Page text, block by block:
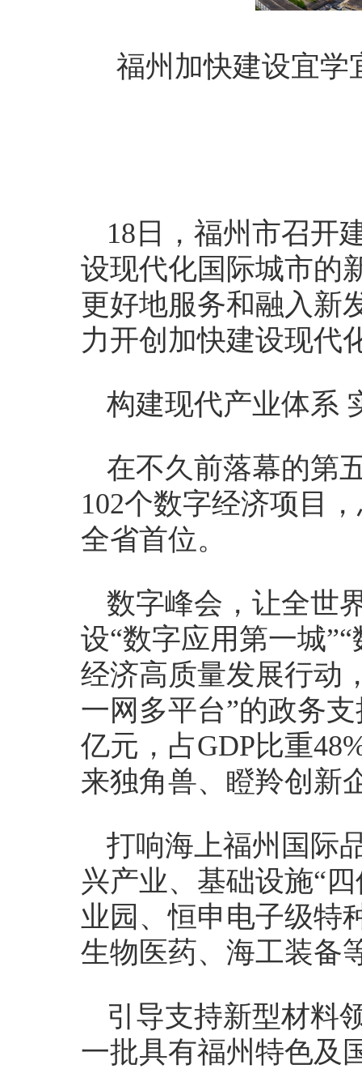
福州加快建设宜学
18日，福州市召开
设现代化国际城市的
更好地服务和融入新
力开创加快建设现代
构建现代产业体系
在不久前落幕的第
102个数字经济项目
全省首位。
数字峰会，让全世
设“数字应用第一城
经济高质量发展行动
一网多平台”的政务
亿元，占GDP比重
来独角兽、瞪羚创新
打响海上福州国际
兴产业、基础设施“
业园、恒申电子级特
生物医药、海工装备
引导支持新型材料
一批具有福州特色及